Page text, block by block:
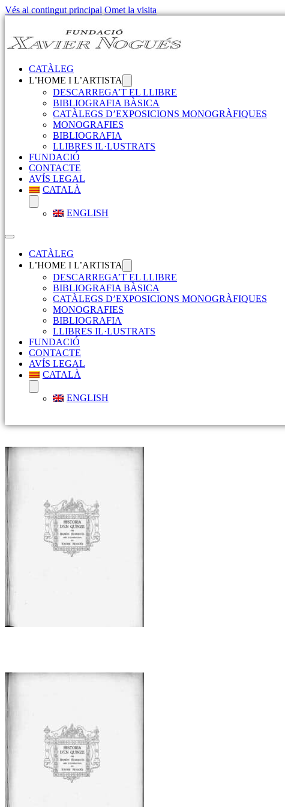
Vés al contingut principal Omet la visita
CATÀLEG
L’HOME I L’ARTISTA
DESCARREGA’T EL LLIBRE
BIBLIOGRAFIA BÀSICA
CATÀLEGS D’EXPOSICIONS MONOGRÀFIQUES
MONOGRAFIES
BIBLIOGRAFIA
LLIBRES IL·LUSTRATS
FUNDACIÓ
CONTACTE
AVÍS LEGAL
CATALÀ
ENGLISH
CATÀLEG
L’HOME I L’ARTISTA
DESCARREGA’T EL LLIBRE
BIBLIOGRAFIA BÀSICA
CATÀLEGS D’EXPOSICIONS MONOGRÀFIQUES
MONOGRAFIES
BIBLIOGRAFIA
LLIBRES IL·LUSTRATS
FUNDACIÓ
CONTACTE
AVÍS LEGAL
CATALÀ
ENGLISH